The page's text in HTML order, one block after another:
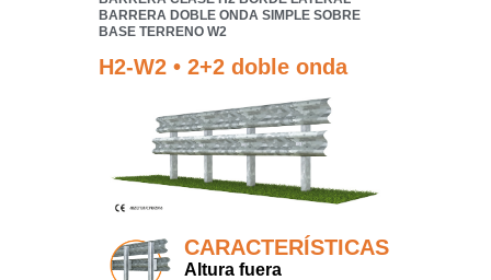
BARRERA DOBLE ONDA SIMPLE SOBRE
BASE TERRENO W2
H2-W2 • 2+2 doble onda
CARACTERÍSTICAS
Altura fuera